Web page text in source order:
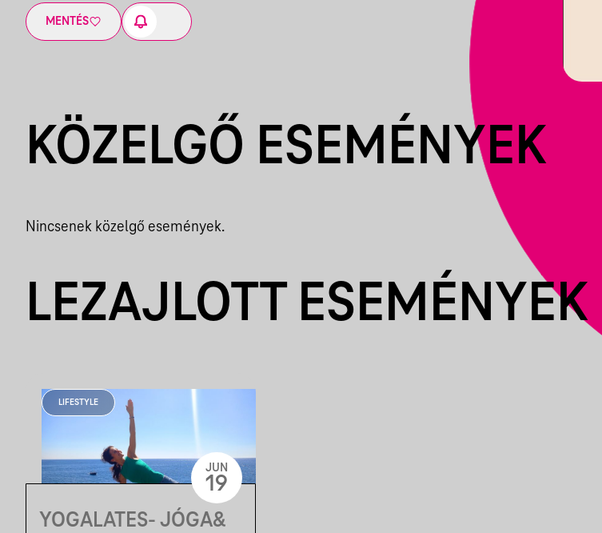
MENTÉS
KÖZELGŐ ESEMÉNYEK
Nincsenek közelgő események.
LEZAJLOTT ESEMÉNYEK
LIFESTYLE
YOGALATES- JÓGA&
JUN
19